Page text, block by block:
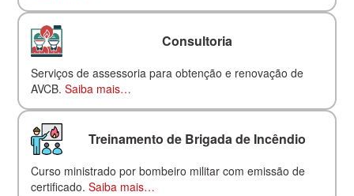
Consultoria
Serviços de assessoria para obtenção e renovação de
AVCB.Saiba mais…
Treinamento de Brigada de Incêndio
Curso ministrado por bombeiro militar com emissão de
certificado.Saiba mais…